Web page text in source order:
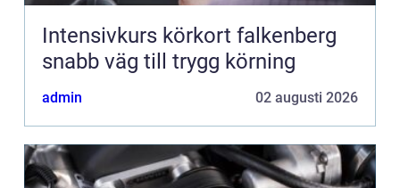
Intensivkurs körkort falkenberg
snabb väg till trygg körning
admin 02 augusti 2026